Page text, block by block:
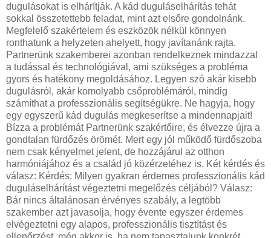
dugulásokat is elhárítják. A kád duguláselhárítás tehát
sokkal összetettebb feladat, mint azt elsőre gondolnánk.
Megfelelő szakértelem és eszközök nélkül könnyen
ronthatunk a helyzeten ahelyett, hogy javítanánk rajta.
Partnerünk szakemberei azonban rendelkeznek mindazzal
a tudással és technológiával, ami szükséges a probléma
gyors és hatékony megoldásához. Legyen szó akár kisebb
dugulásról, akár komolyabb csőproblémáról, mindig
számíthat a professzionális segítségükre. Ne hagyja, hogy
egy egyszerű kád dugulás megkeserítse a mindennapjait!
Bízza a problémát Partnerünk szakértőire, és élvezze újra a
gondtalan fürdőzés örömét. Mert egy jól működő fürdőszoba
nem csak kényelmet jelent, de hozzájárul az otthon
harmóniájához és a család jó közérzetéhez is. Két kérdés és
válasz: Kérdés: Milyen gyakran érdemes professzionális kád
duguláselhárítást végeztetni megelőzés céljából? Válasz:
Bár nincs általánosan érvényes szabály, a legtöbb
szakember azt javasolja, hogy évente egyszer érdemes
elvégeztetni egy alapos, professzionális tisztítást és